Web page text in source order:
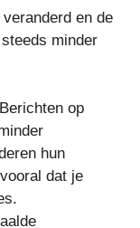
en de
minder
Berichten op
hun
dat je